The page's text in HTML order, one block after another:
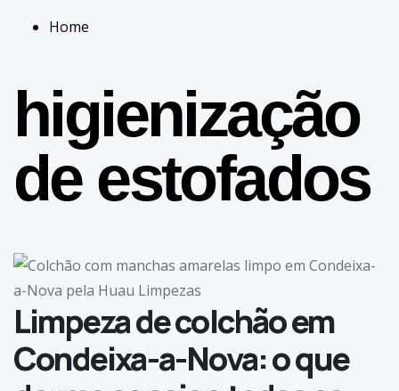
Home
higienização
de estofados
Limpeza de colchão em
Condeixa-a-Nova: o que